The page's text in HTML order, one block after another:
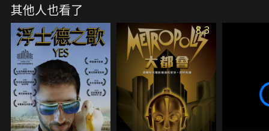
雜難解，風聲鶴唳的警民衝突已成街頭日常。在一場
鎮暴行動中，猶太少年文茲的好友逃跑不及，慘遭警
方痛毆並因而住院。混亂中意外拾獲警槍的文茲憤怒
難平，與夥伴們開始尋找向這個世界報復的機
會……。
其他人也看了
8.3